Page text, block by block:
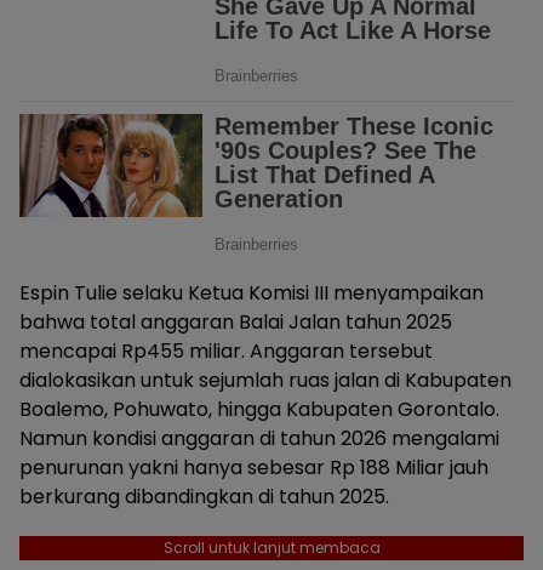
Espin Tulie selaku Ketua Komisi III menyampaikan
bahwa total anggaran Balai Jalan tahun 2025
mencapai Rp455 miliar. Anggaran tersebut
dialokasikan untuk sejumlah ruas jalan di Kabupaten
Boalemo, Pohuwato, hingga Kabupaten Gorontalo.
Namun kondisi anggaran di tahun 2026 mengalami
penurunan yakni hanya sebesar Rp 188 Miliar jauh
berkurang dibandingkan di tahun 2025.
Scroll untuk lanjut membaca